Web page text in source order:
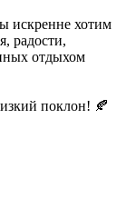
искренне хотим
радости,
отдыхом
поклон! 🍂